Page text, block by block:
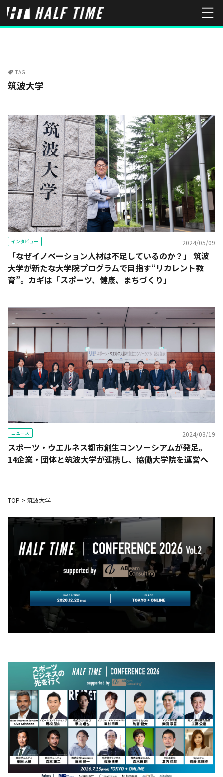
TAG
筑波大学
インタビュー 2024/05/09
「なぜイノベーション人材は不足しているのか？」 筑波
大学が新たな大学院プログラムで目指す“リカレント教
育”。カギは「スポーツ、健康、まちづくり」
ニュース 2024/03/19
スポーツ・ウエルネス都市創生コンソーシアムが発足。
14企業・団体と筑波大学が連携し、協働大学院を運営へ
TOP > 筑波大学